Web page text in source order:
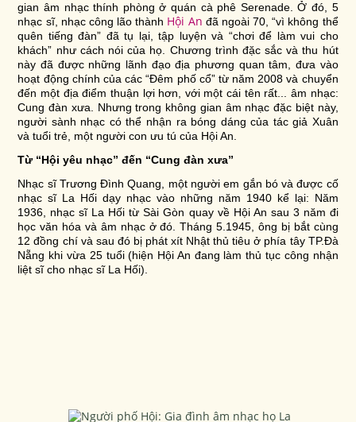
gian âm nhạc thính phòng ở quán cà phê Serenade. Ở đó, 5
nhạc sĩ, nhạc công lão thành Hội An đã ngoài 70, “vì không thể
quên tiếng đàn” đã tụ lại, tập luyện và “chơi để làm vui cho
khách” như cách nói của họ. Chương trình đặc sắc và thu hút
này đã được những lãnh đạo địa phương quan tâm, đưa vào
hoạt động chính của các “Đêm phố cổ” từ năm 2008 và chuyển
đến một địa điểm thuận lợi hơn, với một cái tên rất... âm nhạc:
Cung đàn xưa. Nhưng trong không gian âm nhạc đặc biệt này,
người sành nhạc có thể nhận ra bóng dáng của tác giả Xuân
và tuổi trẻ , một người con ưu tú của Hội An.
Từ “Hội yêu nhạc” đến “Cung đàn xưa”
Nhạc sĩ Trương Đình Quang, một người em gắn bó và được cố
nhạc sĩ La Hối dạy nhạc vào những năm 1940 kể lại: Năm
1936, nhạc sĩ La Hối từ Sài Gòn quay về Hội An sau 3 năm đi
học văn hóa và âm nhạc ở đó. Tháng 5.1945, ông bị bắt cùng
12 đồng chí và sau đó bị phát xít Nhật thủ tiêu ở phía tây TP.Đà
Nẵng khi vừa 25 tuổi (hiện Hội An đang làm thủ tục công nhận
liệt sĩ cho nhạc sĩ La Hối).